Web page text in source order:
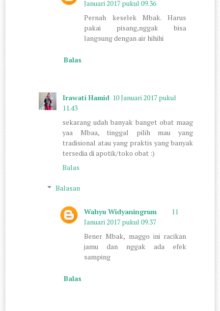
Januari 2017 pukul 09.36
Pernah keselek Mbak. Harus
pakai pisang,nggak bisa
langsung dengan air hihihi
Balas
Irawati Hamid 10 Januari 2017 pukul
11.43
sekarang udah banyak banget obat maag
yaa Mbaa, tinggal pilih mau yang
tradisional atau yang praktis yang banyak
tersedia di apotik/toko obat :)
Balas
Balasan
Wahyu Widyaningrum
11
Januari 2017 pukul 09.37
Bener Mbak, maggo ini racikan
jamu dan nggak ada efek
samping
Balas